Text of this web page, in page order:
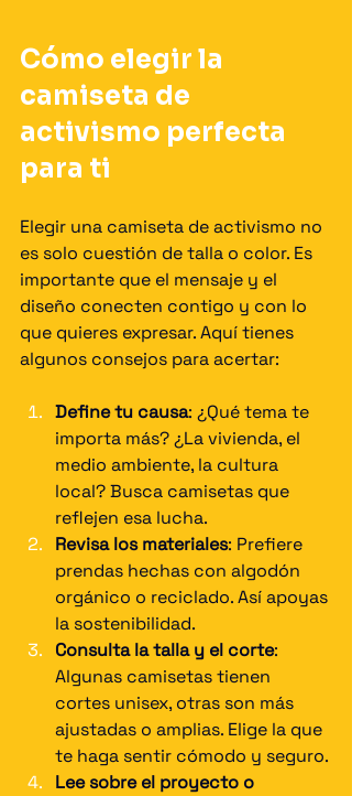
Cómo elegir la
camiseta de
activismo perfecta
para ti
Elegir una camiseta de activismo no
es solo cuestión de talla o color. Es
importante que el mensaje y el
diseño conecten contigo y con lo
que quieres expresar. Aquí tienes
algunos consejos para acertar:
Define tu causa: ¿Qué tema te
importa más? ¿La vivienda, el
medio ambiente, la cultura
local? Busca camisetas que
reflejen esa lucha.
Revisa los materiales: Prefiere
prendas hechas con algodón
orgánico o reciclado. Así apoyas
la sostenibilidad.
Consulta la talla y el corte:
Algunas camisetas tienen
cortes unisex, otras son más
ajustadas o amplias. Elige la que
te haga sentir cómodo y seguro.
Lee sobre el proyecto o